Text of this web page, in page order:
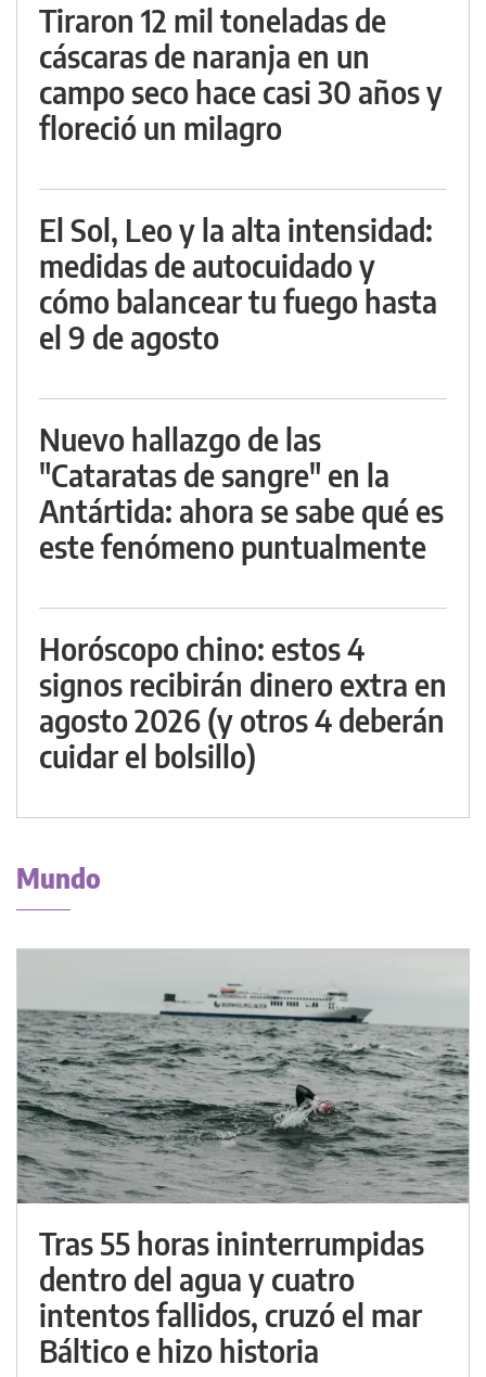
Tiraron 12 mil toneladas de
cáscaras de naranja en un
campo seco hace casi 30 años y
floreció un milagro
El Sol, Leo y la alta intensidad:
medidas de autocuidado y
cómo balancear tu fuego hasta
el 9 de agosto
Nuevo hallazgo de las
"Cataratas de sangre" en la
Antártida: ahora se sabe qué es
este fenómeno puntualmente
Horóscopo chino: estos 4
signos recibirán dinero extra en
agosto 2026 (y otros 4 deberán
cuidar el bolsillo)
Mundo
Tras 55 horas ininterrumpidas
dentro del agua y cuatro
intentos fallidos, cruzó el mar
Báltico e hizo historia